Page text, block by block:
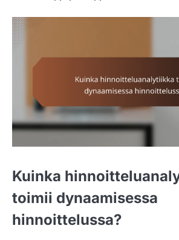
Kuinka
toimii dynaamisessa
hinnoittelussa?